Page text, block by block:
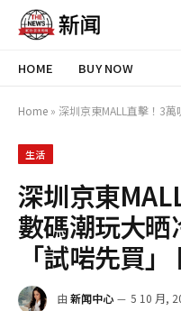
HOME BUY NOW
Home » 深圳京東MALL直擊！3萬呎家電數
生活
深圳京東
數碼潮玩大
「試啱先買
由 新闻中心 5 10 月,